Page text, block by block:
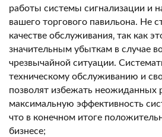
работы системы сигнализации и
вашего торгового павильона. Не
качестве обслуживания‚ так как
значительным убыткам в случае
чрезвычайной ситуации.
техническому обслуживанию и
позволят избежать неожиданных
максимальную эффективность
что в конечном итоге
бизнесе;